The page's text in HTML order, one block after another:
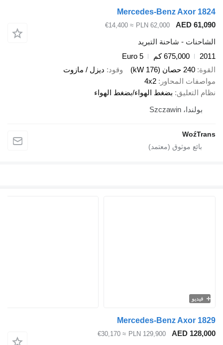
Mercedes-Benz Axor 1824
AED 61,090
PLN 62,000
≈ €14,400
الشاحنات - شاحنة التبريد
2011
675,000 كم
Euro 5
القوة 240 حصان (176 kW) وقود ديزل / مازوت
مواصفات المحاور
4x2
نظام التعليق بضغط الهواء/بضغط الهواء
بولندا، Szczawin
WoźTrans
فيديو
Mercedes-Benz Axor 1829
AED 128,000
PLN 129,900
≈ €30,170